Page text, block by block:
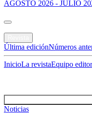
AGOSTO 2026 - JULIO
Última ediciónNúmeros
InicioLa revistaEquipo
Noticias